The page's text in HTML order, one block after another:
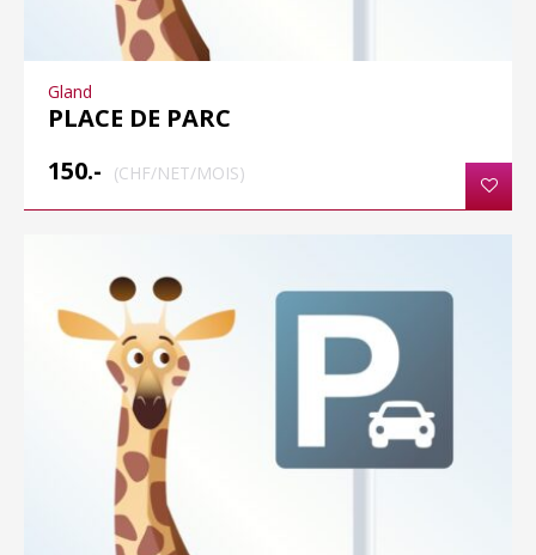
Gland
PLACE DE PARC
150.-
(CHF/NET/MOIS)